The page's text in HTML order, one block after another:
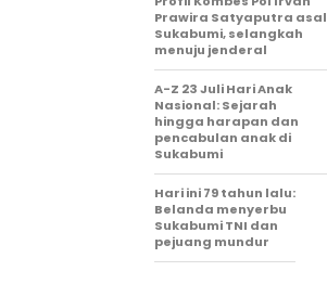
Prawira Satyaputra asal
Sukabumi, selangkah
menuju jenderal
A-Z 23 Juli Hari Anak
Nasional: Sejarah
hingga harapan dan
pencabulan anak di
Sukabumi
Hari ini 79 tahun lalu:
Belanda menyerbu
Sukabumi TNI dan
pejuang mundur